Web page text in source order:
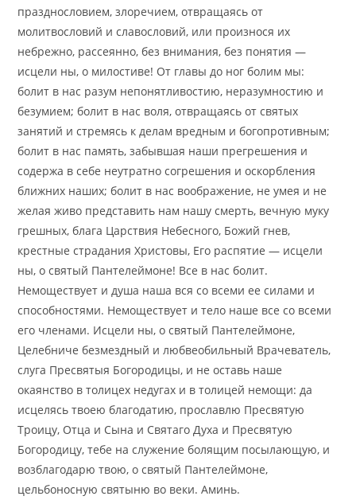
празднословием, злоречием, отвращаясь от
молитвословий и славословий, или произнося их
небрежно, рассеянно, без внимания, без понятия —
исцели ны, о милостиве! От главы до ног болим мы:
болит в нас разум непонятливостию, неразумностию и
безумием; болит в нас воля, отвращаясь от святых
занятий и стремясь к делам вредным и богопротивным;
болит в нас память, забывшая наши прегрешения и
содержа в себе неутратно согрешения и оскорбления
ближних наших; болит в нас воображение, не умея и не
желая живо представить нам нашу смерть, вечную муку
грешных, блага Царствия Небесного, Божий гнев,
крестные страдания Христовы, Его распятие — исцели
ны, о святый Пантелеймоне! Все в нас болит.
Немоществует и душа наша вся со всеми ее силами и
способностями. Немоществует и тело наше все со всеми
его членами. Исцели ны, о святый Пантелеймоне,
Целебниче безмездный и любвеобильный Врачеватель,
слуга Пресвятыя Богородицы, и не оставь наше
окаянство в толицех недугах и в толицей немощи: да
исцелясь твоею благодатию, прославлю Пресвятую
Троицу, Отца и Сына и Святаго Духа и Пресвятую
Богородицу, тебе на служение болящим посылающую, и
возблагодарю твою, о святый Пантелеймоне,
цельбоносную святыню во веки. Аминь.